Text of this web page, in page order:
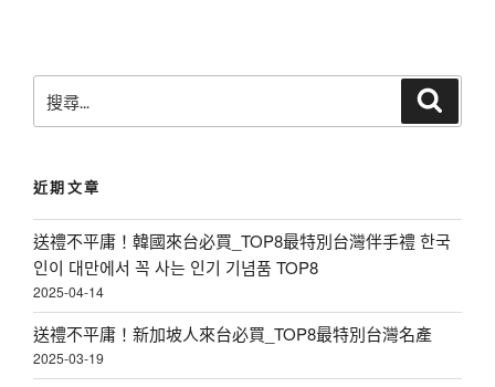
尋
字
:
近期文章
送禮不平庸！韓國來台必買_TOP8最特別台灣伴手禮 한국
인이 대만에서 꼭 사는 인기 기념품 TOP8
2025-04-14
送禮不平庸！新加坡人來台必買_TOP8最特別台灣名產
2025-03-19